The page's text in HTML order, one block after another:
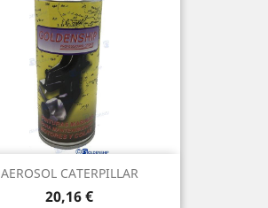
AEROSOL CATERPILLAR
Prix
20,16 €